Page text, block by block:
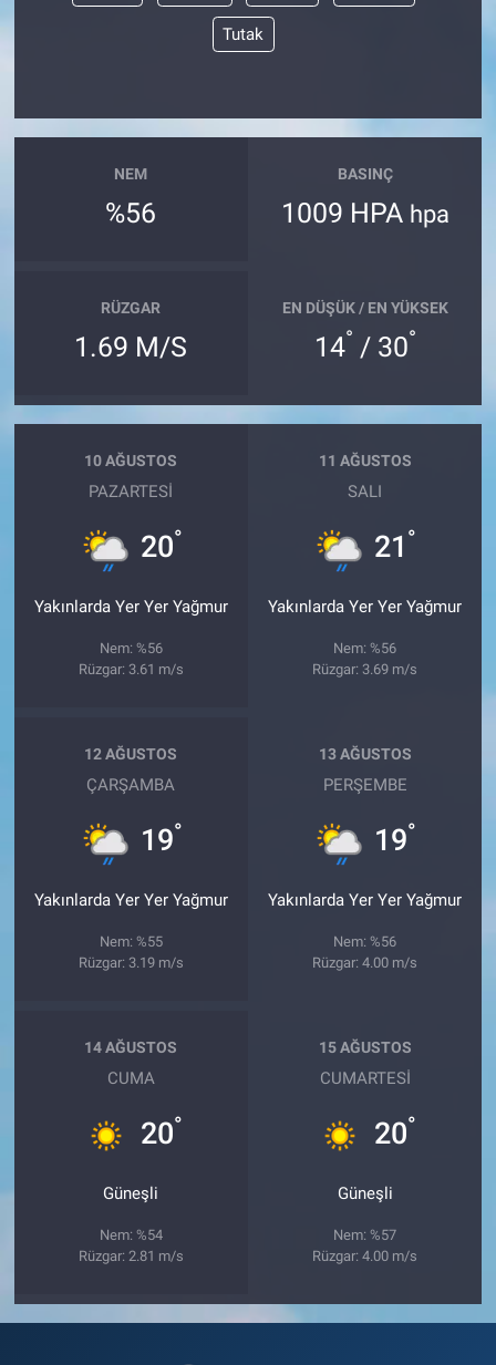
Tutak
NEM
%56
BASINÇ
1009 HPA hpa
RÜZGAR
1.69 M/S
EN DÜŞÜK / EN YÜKSEK
14° / 30°
10 AĞUSTOS
PAZARTESI
20°
Yakınlarda Yer Yer Yağmur
Nem: %56
Rüzgar: 3.61 m/s
11 AĞUSTOS
SALI
21 °
Yakınlarda Yer Yer Yağmur
Nem: %56
Rüzgar: 3.69 m/s
12 AĞUSTOS
ÇARŞAMBA
19°
Yakınlarda Yer Yer Yağmur
Nem: %55
Rüzgar: 3.19 m/s
13 AĞUSTOS
PERŞEMBE
19°
Yakınlarda Yer Yer Yağmur
Nem: %56
Rüzgar: 4.00 m/s
14 AĞUSTOS
CUMA
20°
Güneşli
Nem: %54
Rüzgar: 2.81 m/s
15 AĞUSTOS
CUMARTESI
20°
Güneşli
Nem: %57
Rüzgar: 4.00 m/s